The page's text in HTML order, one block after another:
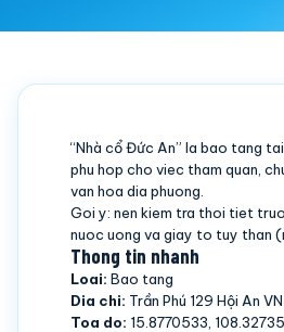
“Nhà cổ Đức An” la bao tang
phu hop cho viec tham quan,
van hoa dia phuong.
Goi y: nen kiem tra thoi tiet
nuoc uong va giay to tuy than
Thong tin nhanh
Loai: Bao tang
Dia chi: Trần Phú 129 Hội An VN
Toa do: 15.8770533,